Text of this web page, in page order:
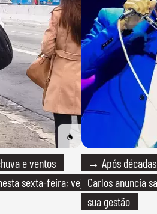
e ventos
sexta-feira; veja
→ Após
Carlos anuncia
sua gestão